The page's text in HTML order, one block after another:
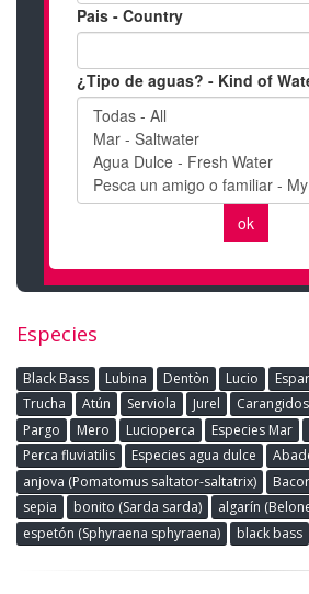
Especies
Black Bass Lubina Dentòn Lucio
Trucha
Atún Serviola Jurel
Pargo
Mero Lucioperca Especies Mar
Perca fluviatilis
Especies agua dulce
anjova (Pomatomus saltator-saltatrix)
sepia
bonito (Sarda sarda) algarín
espetón (Sphyraena sphyraena)
black bass